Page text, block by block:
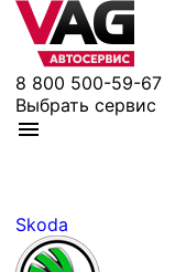
8 800 500-59-67
Выбрать сервис
Skoda